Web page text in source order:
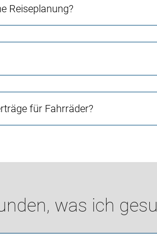
Reiseplanung?
für Fahrräder?
was ich